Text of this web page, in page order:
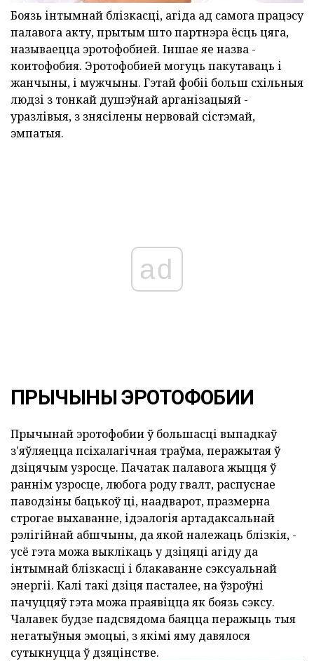
Боязь інтымнай блізкасці, агіда ад самога працэсу
палавога акту, прытым што партнэра ёсць цяга,
называецца эротофобией. Іншае яе назва -
коитофобия. Эротофобией могуць пакутаваць і
жанчыны, і мужчыны. Гэтай фобіі больш схільныя
людзі з тонкай душэўнай арганізацыяй -
уразлівыя, з знясілены нервовай сістэмай,
эмпатыя.
ad
ПРЫЧЫНЫ ЭРОТОФОБИИ
Прычынай эротофобии ў большасці выпадкаў
з'яўляецца псіхалагічная траўма, перажытая ў
дзіцячым узросце. Пачатак палавога жыцця ў
раннім узросце, любога роду гвалт, распуснае
паводзіны бацькоў ці, наадварот, празмерна
строгае выхаванне, ідэалогія артадаксальнай
рэлігійнай абшчыны, да якой належаць блізкія, -
усё гэта можа выклікаць у дзіцяці агіду да
інтымнай блізкасці і блакаванне сэксуальнай
энергіі. Калі такі дзіця пасталее, на ўзроўні
пачуццяў гэта можа праявіцца як боязь сэксу.
Чалавек будзе падсвядома баяцца перажыць тыя
негатыўныя эмоцыі, з якімі яму давялося
сутыкнуцца ў дзяцінстве.